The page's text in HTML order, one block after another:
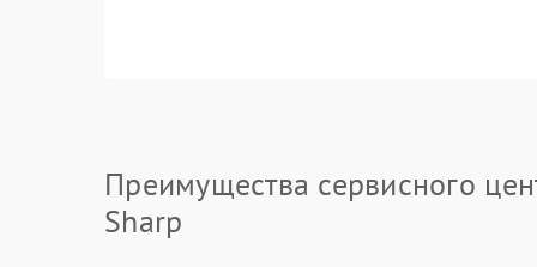
Преимущества сервисного
Sharp